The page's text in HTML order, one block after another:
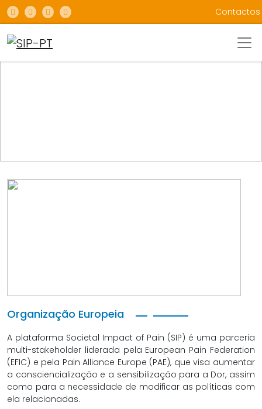
Contactos
Organização Europeia
A plataforma Societal Impact of Pain (SIP) é uma parceria
multi-stakeholder liderada pela European Pain Federation
(EFIC) e pela Pain Alliance Europe (PAE), que visa aumentar
a consciencialização e a sensibilização para a Dor, assim
como para a necessidade de modificar as políticas com
ela relacionadas.